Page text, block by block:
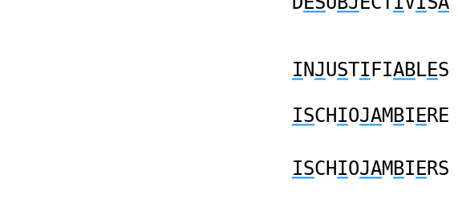
I NJUSTI FIABLES
ISCHIOJAM BI ERE
ISCHIOJAM BI ERS